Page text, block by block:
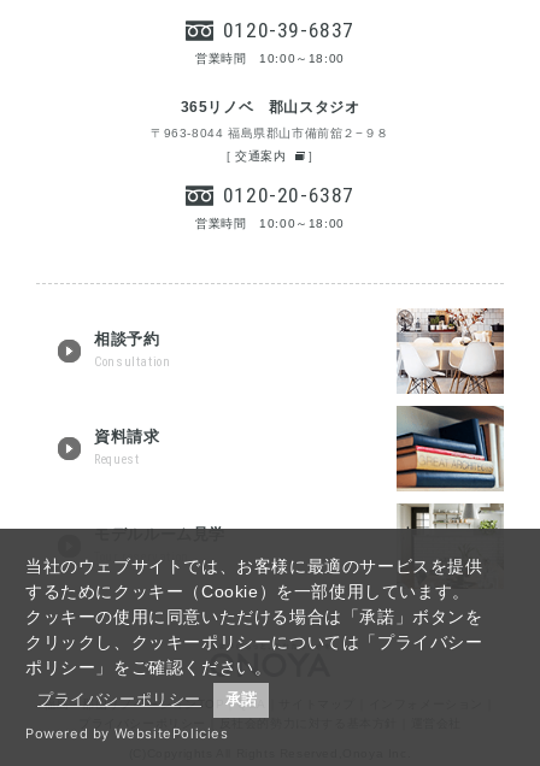
当社のウェブサイトでは、お客様に最適のサービスを提供
するためにクッキー（Cookie）を一部使用しています。
クッキーの使用に同意いただける場合は「承諾」ボタンを
クリックし、クッキーポリシーについては「プライバシー
ポリシー」をご確認ください。
プライバシーポリシー
承諾
Powered by WebsitePolicies
0120-39-6837
営業時間 10:00～18:00
365リノベ 郡山スタジオ
〒963-8044 福島県郡山市備前舘２−９８
[交通案内 ]
0120-20-6387
営業時間 10:00～18:00
相談予約
Consultation
資料請求
Request
モデルルーム見学
Tour reservation
福島・郡山リノベーションTOP ｜Q&A